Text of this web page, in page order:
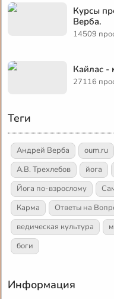
Курсы
Верба.
14509
Кайлас -
27116
Теги
Андрей Верба oum.ru
А.В. Трехлебов
йога
Йога по-взрослому
Карма
Ответы на
ведическая культура
боги
Информация